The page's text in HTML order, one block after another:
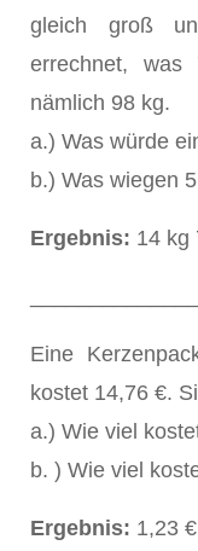
gleich groß
errechnet, was
nämlich 98 kg.
a.) Was würde
b.) Was wiegen
Ergebnis: 14 kg
Eine
kostet 14,76 €.
a.) Wie viel
b. ) Wie viel
Ergebnis: 1,23